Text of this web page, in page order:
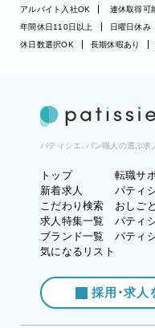
アルバイト入社OK
連休取得可
年間休日110日以上
日曜日休み
休日数選択OK
長期休暇あり
パティシエ、パン職人の選ぶ求
トップ
新着求人
こだわり検索
求人特集一覧
ブランド一覧
気になるリスト
転職サ
パティ
おしご
パティ
パティ
採用・求